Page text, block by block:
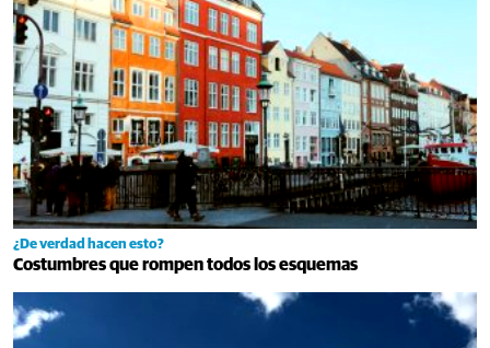
¿De verdad hacen esto?
Costumbres que rompen todos los esquemas